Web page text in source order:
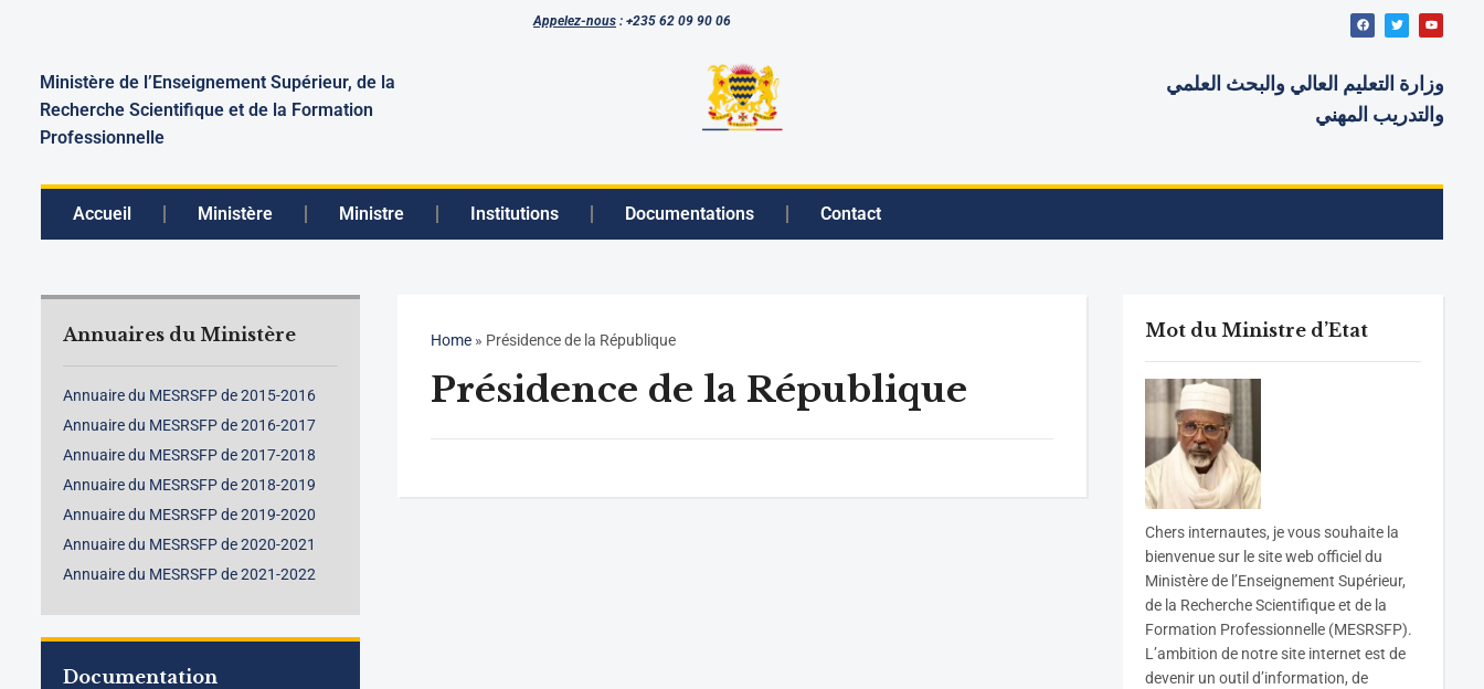
Appelez-nous : +235 62 09 90 06
Ministère de l’Enseignement Supérieur, de la
Recherche Scientifique et de la Formation
Professionnelle
وزارة التعليم العالي والبحث العلمي
والتدريب المهني
Accueil Ministère Ministre Institutions Documentations Contact
Annuaires du Ministère
Annuaire du MESRSFP de 2015-2016
Annuaire du MESRSFP de 2016-2017
Annuaire du MESRSFP de 2017-2018
Annuaire du MESRSFP de 2018-2019
Annuaire du MESRSFP de 2019-2020
Annuaire du MESRSFP de 2020-2021
Annuaire du MESRSFP de 2021-2022
Documentation
Home» Présidence de la République
Présidence de la République
Mot du Ministre d’Etat
Chers internautes, je vous souhaite la
bienvenue sur le site web officiel du
Ministère de l’Enseignement Supérieur,
de la Recherche Scientifique et de la
Formation Professionnelle (MESRSFP).
L’ambition de notre site internet est de
devenir un outil d’information, de